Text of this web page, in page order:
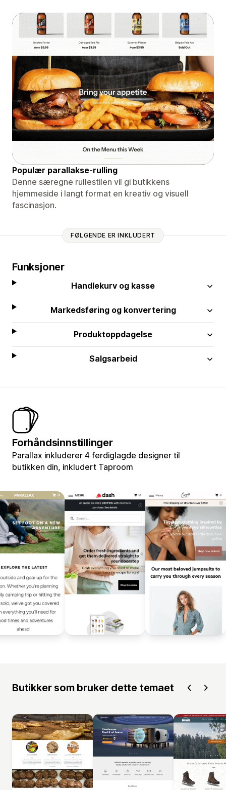
Populær parallakse-rulling
Denne særegne rullestilen vil gi butikkens
hjemmeside i langt format en kreativ og visuell
fascinasjon.
FØLGENDE ER INKLUDERT
Funksjoner
Handlekurv og kasse
Markedsføring og konvertering
Produktoppdagelse
Salgsarbeid
Forhåndsinnstillinger
Parallax inkluderer 4 ferdiglagde designer til
butikken din, inkludert Taproom
Butikker som bruker dette temaet